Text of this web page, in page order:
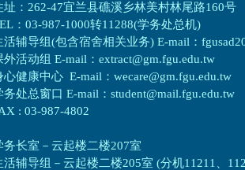
址：262-47宜兰县礁溪乡林美村林尾路160号
：03-987-1000转11288(学务处总机)
活辅导组(包含宿舍相关业务) E-mail：
外活动组 E-mail：extract@gm.fgu.edu.tw
心健康中心 E-mail：wecare@gm.fgu.edu.tw
务处总窗口 E-mail：student@mail.fgu.edu.tw
: 03-987-4802
务长室－云起楼二楼207室
活辅导组 － 云起楼二楼205室 (分机11211、